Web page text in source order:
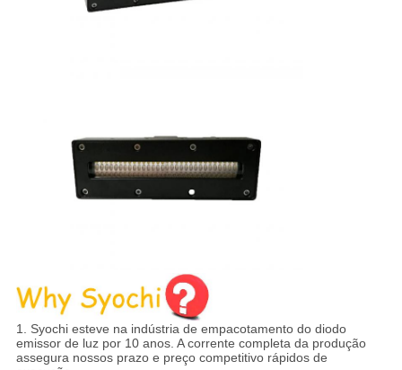
1. Syochi esteve na indústria de empacotamento do diodo
emissor de luz por 10 anos. A corrente completa da produção
assegura nossos prazo e preço competitivo rápidos de